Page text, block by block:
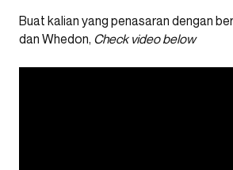
Buat kalian yang penasaran dengan
dan Whedon, Check video below